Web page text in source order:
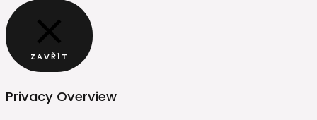
ZAVŘÍT
Privacy Overview